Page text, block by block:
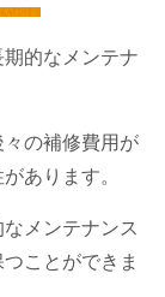
的なメンテナ
の補修費用が
あります。
メンテナンス
ことができま